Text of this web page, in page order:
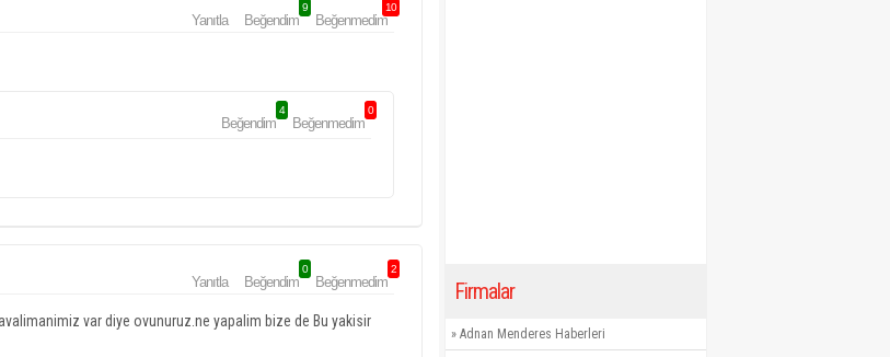
Yanıtla Beğendim
9
Beğenmedim
10
Beğendim
4
Beğenmedim
0
Yanıtla Beğendim
0
Beğenmedim
2
var diye ovunuruz.ne yapalim bize de Bu yakisir
Firmalar
» Adnan Menderes Haberleri